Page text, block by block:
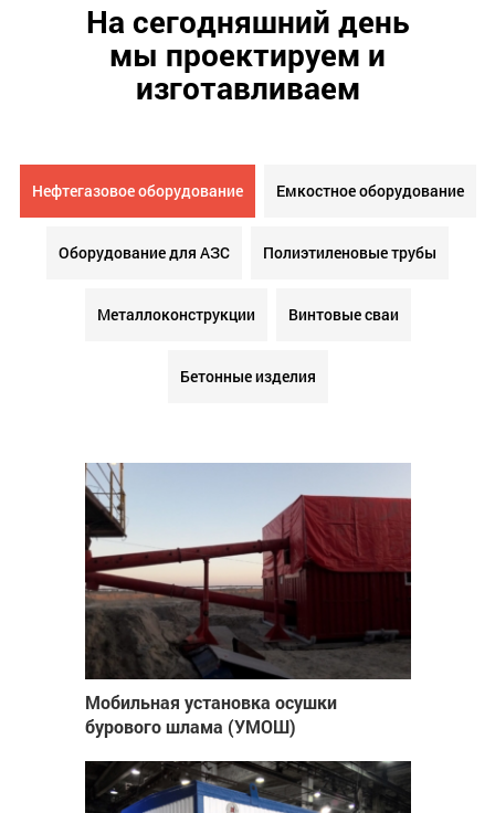
На сегодняшний день
мы проектируем и
изготавливаем
Нефтегазовое оборудование Емкостное оборудование
Оборудование для АЗС Полиэтиленовые трубы
Металлоконструкции Винтовые сваи
Бетонные изделия
Мобильная установка осушки
бурового шлама (УМОШ)